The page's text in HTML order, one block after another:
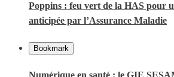
Poppins : feu vert de la HAS pour
anticipée par l’Assurance Maladie
Bookmark